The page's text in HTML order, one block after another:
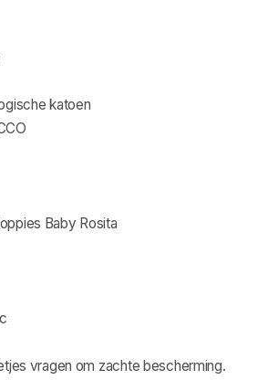
katoen
Baby Rosita
vragen om zachte bescherming.